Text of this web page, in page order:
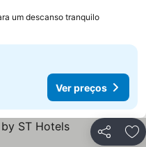
um descanso tranquiloVer
Ver preços
Partilhar